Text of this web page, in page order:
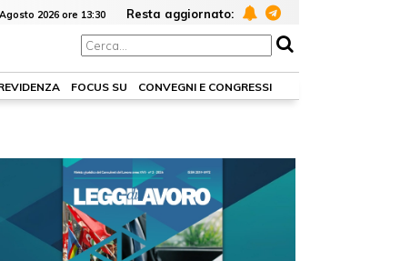
2026 ore 13:30 Resta aggiornato:
FOCUS SU CONVEGNI E CONGRESSI